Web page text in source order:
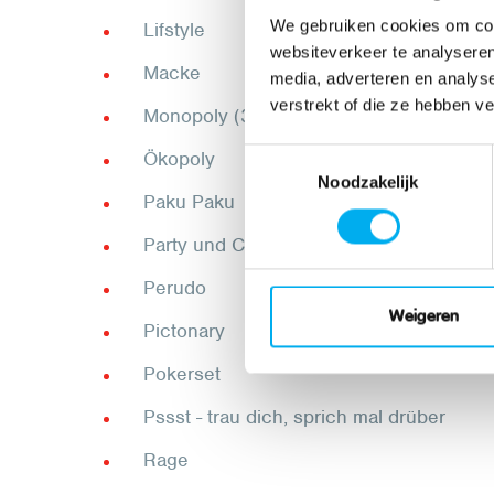
We gebruiken cookies om
websiteverkeer te
media, adverteren en
verstrekt of die ze hebben
Noodzakelijk
Weigeren
Lifstyle
Macke
Monopoly (3x)
Ökopoly
Paku Paku
Party und Co
Perudo
Pictonary
Pokerset
Pssst - trau dich, sprich mal drüber
Rage